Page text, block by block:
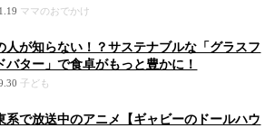
ママのおでかけ
人が知らない！？サステナブルな「グラスフ
バター」で食卓がもっと豊かに！
子ども
系で放送中のアニメ【ギャビーのドールハウ